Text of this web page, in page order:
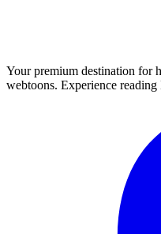
Your premium destination for
webtoons. Experience